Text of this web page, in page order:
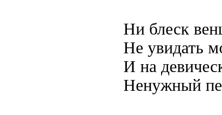
Ни блеск
Не увидать
И на
Ненужный